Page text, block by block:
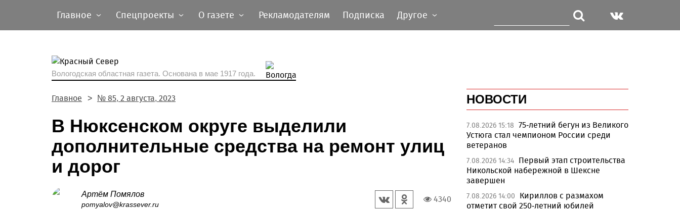
Главное Спецпроекты О газете Рекламодателям Подписка Другое
Вологодская областная газета. Основана в мае 1917 года.
Главное № 85, 2 августа, 2023
В Нюксенском округе выделили
дополнительные средства на ремонт улиц
и дорог
Артём Помялов
pomyalov@krassever.ru
4340
НОВОСТИ
7.08.2026 15:18 75-летний бегун из Великого
Устюга стал чемпионом России среди
ветеранов
7.08.2026 14:34 Первый этап строительства
Никольской набережной в Шексне
завершен
7.08.2026 14:00
Кириллов с размахом
отметит свой 250-летний юбилей